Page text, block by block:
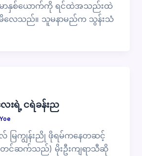
ာနှစ်ယောက်ကို ရင်ထဲအသည်းထဲ
မိလေသည်။ သူမနာမည်က သွန်းသံ
ရဲ့ ငရဲခန်းည
မြကျွန်းညို ဖိုရမ်ကနေတဆင့်
င်ဆက်သည်) မိုးဦးကျရာသီဆို